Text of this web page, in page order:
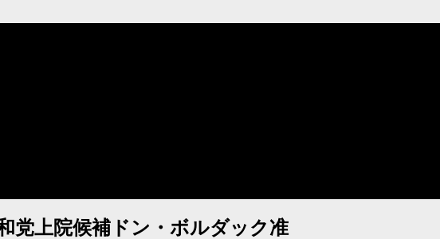
党上院候補ドン・ボルダック准